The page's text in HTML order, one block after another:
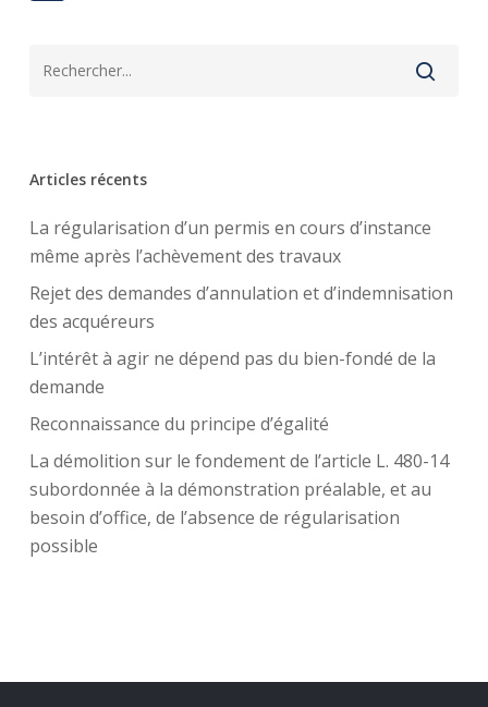
Articles récents
La régularisation d’un permis en cours d’instance
même après l’achèvement des travaux
Rejet des demandes d’annulation et d’indemnisation
des acquéreurs
L’intérêt à agir ne dépend pas du bien-fondé de la
demande
Reconnaissance du principe d’égalité
La démolition sur le fondement de l’article L. 480-14
subordonnée à la démonstration préalable, et au
besoin d’office, de l’absence de régularisation
possible